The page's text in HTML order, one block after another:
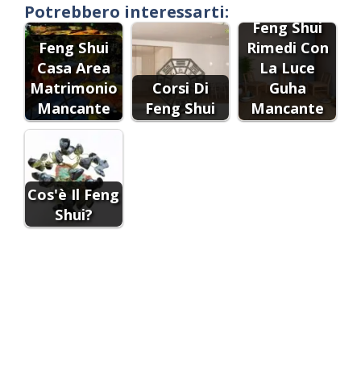
Potrebbero interessarti:
Feng Shui
Casa Area
Matrimonio
Mancante
Corsi Di
Feng Shui
Feng Shui
Rimedi Con
La Luce
Guha
Mancante
Cos'è Il Feng
Shui?